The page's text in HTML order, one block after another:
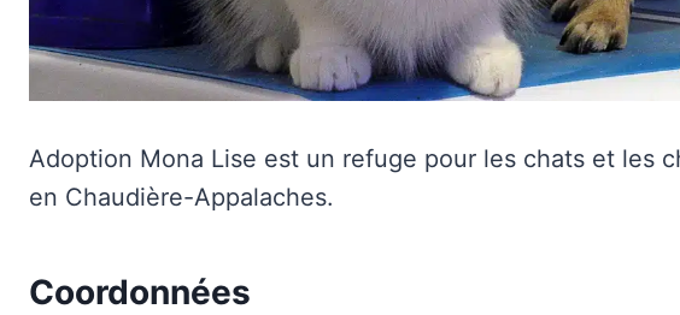
Adoption Mona Lise est un refuge pour les chats et les
en Chaudière-Appalaches.
Coordonnées